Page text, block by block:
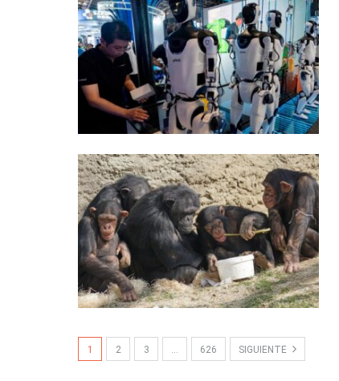
1 2 3 … 626 SIGUIENTE